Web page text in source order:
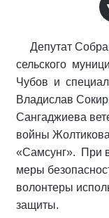
Депутат
сельского
Чубов и
Владислав
Сангаджиева
войны
«Самсунг».
При
меры
волонтеры
защиты.